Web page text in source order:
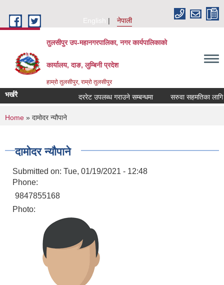
English
नेपाली
तुलसीपुर उप-महानगरपालिका, नगर कार्यपालिकाको
कार्यालय, दाङ, लुम्बिनी प्रदेश
हाम्रो तुलसीपुर, राम्रो तुलसीपुर
भर्खरै दररेट उपलब्ध गराउने सम्बन्धमा सरुवा सहमतिका लागि
You are here
Home » दामोदर न्यौपाने
दामोदर न्यौपाने
Submitted on: Tue, 01/19/2021 - 12:48
Phone:
9847855168
Photo: